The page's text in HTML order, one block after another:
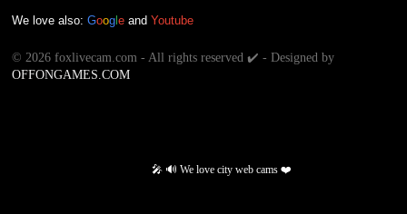
We love also: Goog e and Youtube
© 2026 foxlivecam.com - All rights reserved ✔️ - Designed by
OFFONGAMES.COM
🎤 🔊 We love city web cams ❤️